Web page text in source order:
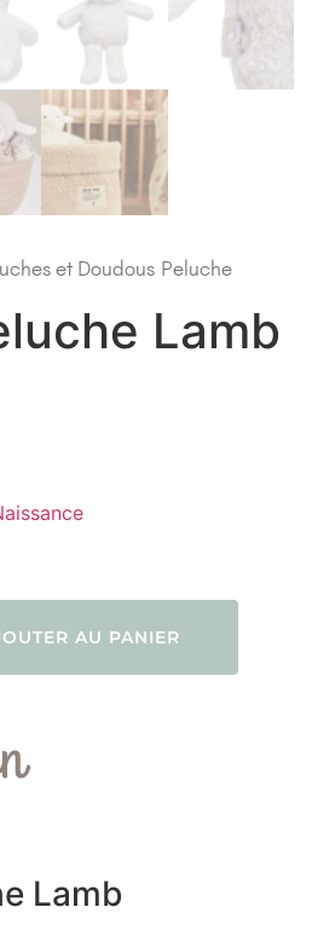
et Doudous Peluche
Lamb
AU PANIER
Lamb